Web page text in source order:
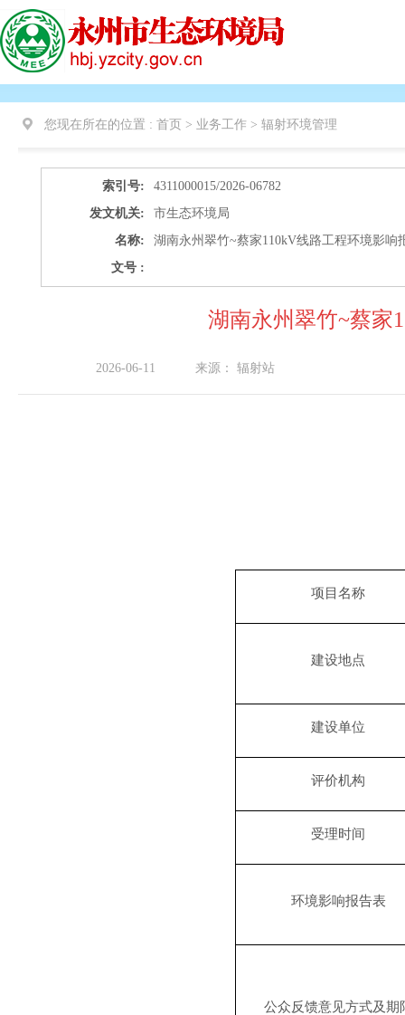
您现在所在的位置 : 首页 > 业务工作 > 辐射环境管理
索引号:
4311000015/2026-06782
发文机关:
市生态环境局
名称:
湖南永州翠竹~蔡家110kV线路工程环境影响
文号 :
湖南永州翠竹~蔡家
2026-06-11 来源： 辐射站
项目名称
建设地点
建设单位
评价机构
受理时间
环境影响报告表
公众反馈意见方式及期